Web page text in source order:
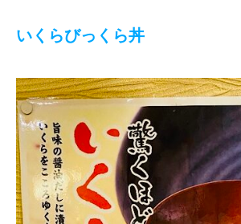
いくらびっくら丼